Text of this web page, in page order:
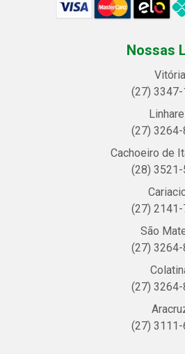
Nossas
Vitória
(27)
(27) 3264-
Cachoeiro de
(28)
(27) 2141-
São
(27)
(27)
(27)